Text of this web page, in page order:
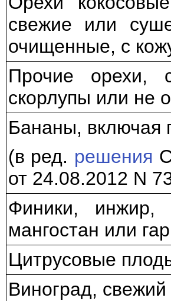
свежие или
очищенные, с
Прочие орехи,
скорлупы или не
Бананы, включая
(в ред. решения
от 24.08.2012 N
Финики, инжир,
мангостан или
Цитрусовые
Виноград,